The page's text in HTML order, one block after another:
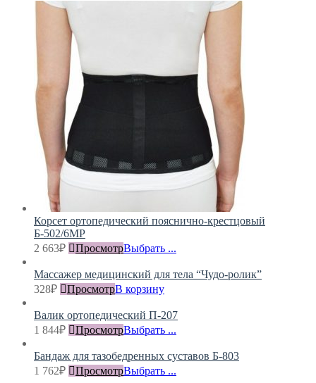
Корсет ортопедический пояснично-крестцовый
Б-502/6МР
2 663₽ ПросмотрВыбрать ...
Массажер медицинский для тела “Чудо-ролик”
328₽ ПросмотрВ корзину
Валик ортопедический П-207
1 844₽ ПросмотрВыбрать ...
Бандаж для тазобедренных суставов Б-803
1 762₽ ПросмотрВыбрать ...